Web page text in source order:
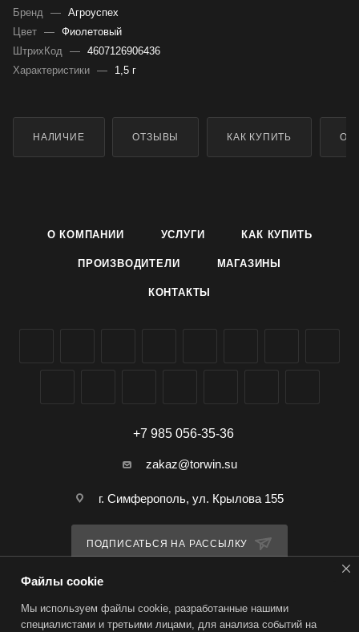
Бренд — Агроуспех
Цвет — Фиолетовый
ШтрихКод — 4607126906436
Характеристики — 1,5 г
НАЛИЧИЕ ОТЗЫВЫ КАК КУПИТЬ
О КОМПАНИИ УСЛУГИ КАК КУПИТЬ
ПРОИЗВОДИТЕЛИ МАГАЗИНЫ
КОНТАКТЫ
+7 985 056-35-36
zakaz@torwin.su
г. Симферополь, ул. Крылова 155
ПОДПИСАТЬСЯ НА РАССЫЛКУ
Файлы cookie
Мы используем файлы cookie, разработанные нашими
специалистами и третьими лицами, для анализа событий на